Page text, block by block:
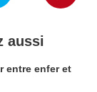
aussi
entre enfer et